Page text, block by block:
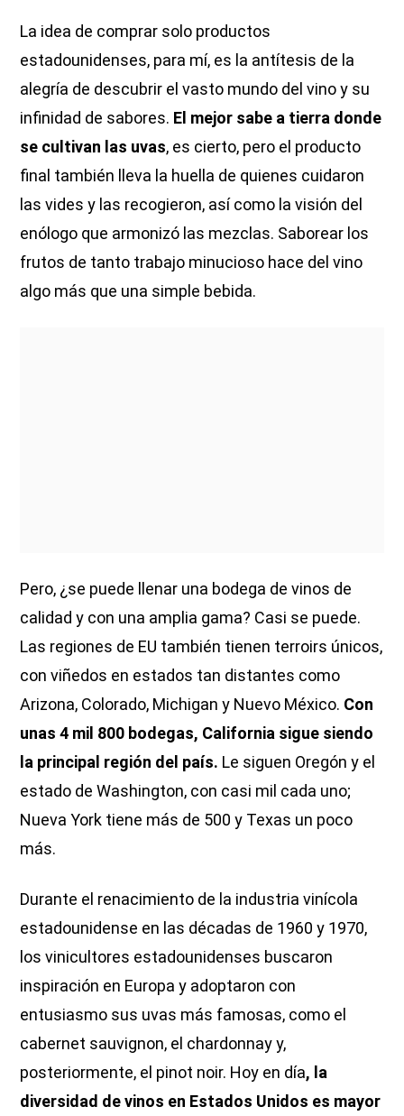
La idea de comprar solo productos
estadounidenses, para mí, es la antítesis de la
alegría de descubrir el vasto mundo del vino y su
infinidad de sabores. El mejor sabe a tierra donde
se cultivan las uvas, es cierto, pero el producto
final también lleva la huella de quienes cuidaron
las vides y las recogieron, así como la visión del
enólogo que armonizó las mezclas. Saborear los
frutos de tanto trabajo minucioso hace del vino
algo más que una simple bebida.
Pero, ¿se puede llenar una bodega de vinos de
calidad y con una amplia gama? Casi se puede.
Las regiones de EU también tienen terroirs únicos,
con viñedos en estados tan distantes como
Arizona, Colorado, Michigan y Nuevo México. Con
unas 4 mil 800 bodegas, California sigue siendo
la principal región del país. Le siguen Oregón y el
estado de Washington, con casi mil cada uno;
Nueva York tiene más de 500 y Texas un poco
más.
Durante el renacimiento de la industria vinícola
estadounidense en las décadas de 1960 y 1970,
los vinicultores estadounidenses buscaron
inspiración en Europa y adoptaron con
entusiasmo sus uvas más famosas, como el
cabernet sauvignon, el chardonnay y,
posteriormente, el pinot noir. Hoy en día, la
diversidad de vinos en Estados Unidos es mayor